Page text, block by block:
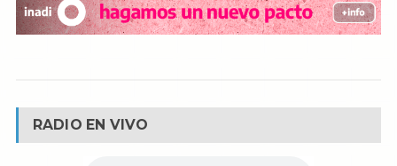
RADIO EN VIVO